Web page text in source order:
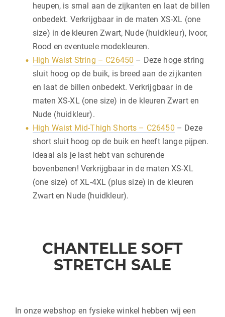
heupen, is smal aan de zijkanten en laat de billen
onbedekt. Verkrijgbaar in de maten XS-XL (one
size) in de kleuren Zwart, Nude (huidkleur), Ivoor,
Rood en eventuele modekleuren.
High Waist String – C26450 – Deze hoge string
sluit hoog op de buik, is breed aan de zijkanten
en laat de billen onbedekt. Verkrijgbaar in de
maten XS-XL (one size) in de kleuren Zwart en
Nude (huidkleur).
High Waist Mid-Thigh Shorts – C26450 – Deze
short sluit hoog op de buik en heeft lange pijpen.
Ideaal als je last hebt van schurende
bovenbenen! Verkrijgbaar in de maten XS-XL
(one size) of XL-4XL (plus size) in de kleuren
Zwart en Nude (huidkleur).
CHANTELLE SOFT
STRETCH SALE
In onze webshop en fysieke winkel hebben wij een